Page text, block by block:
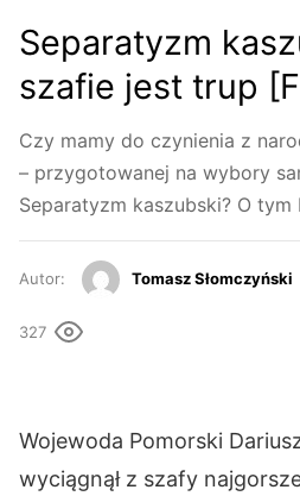
Separatyzm
szafie jest trup
Czy mamy do czynienia z
– przygotowanej na wybory
Separatyzm kaszubski? O tym
Autor: Tomasz Słomczyński
327
Wojewoda Pomorski
wyciągnął z szafy